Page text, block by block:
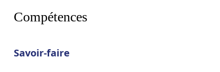
Compétences
Savoir-faire